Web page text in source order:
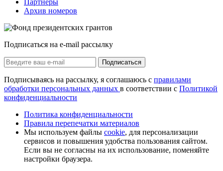
Партнеры
Архив номеров
Подписаться на e-mail рассылку
Подписаться
Подписываясь на рассылку, я соглашаюсь с правилами
обработки персональных данных в соответствии с Политикой
конфиденциальности
Политика конфиденциальности
Правила перепечатки материалов
Мы используем файлы cookie, для персонализации
сервисов и повышения удобства пользования сайтом.
Если вы не согласны на их использование, поменяйте
настройки браузера.